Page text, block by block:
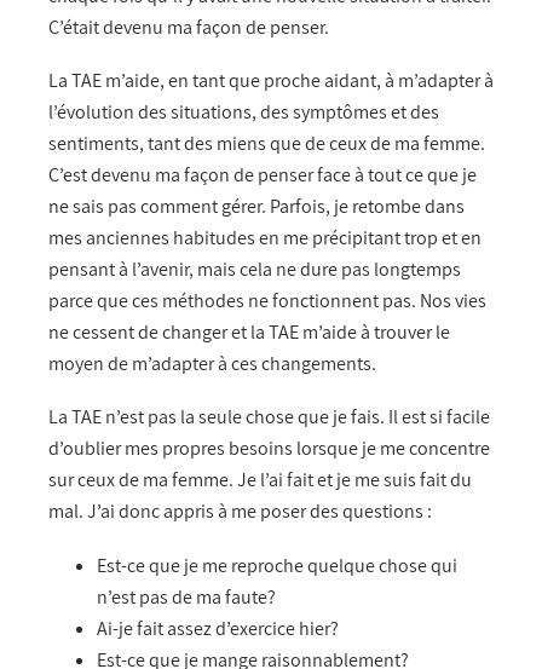
C’était devenu ma façon de penser.
La TAE m’aide, en tant que proche aidant, à m’adapter à
l’évolution des situations, des symptômes et des
sentiments, tant des miens que de ceux de ma femme.
C’est devenu ma façon de penser face à tout ce que je
ne sais pas comment gérer. Parfois, je retombe dans
mes anciennes habitudes en me précipitant trop et en
pensant à l’avenir, mais cela ne dure pas longtemps
parce que ces méthodes ne fonctionnent pas. Nos vies
ne cessent de changer et la TAE m’aide à trouver le
moyen de m’adapter à ces changements.
La TAE n’est pas la seule chose que je fais. Il est si facile
d’oublier mes propres besoins lorsque je me concentre
sur ceux de ma femme. Je l’ai fait et je me suis fait du
mal. J’ai donc appris à me poser des questions :
Est-ce que je me reproche quelque chose qui
n’est pas de ma faute?
Ai-je fait assez d’exercice hier?
Est-ce que je mange raisonnablement?